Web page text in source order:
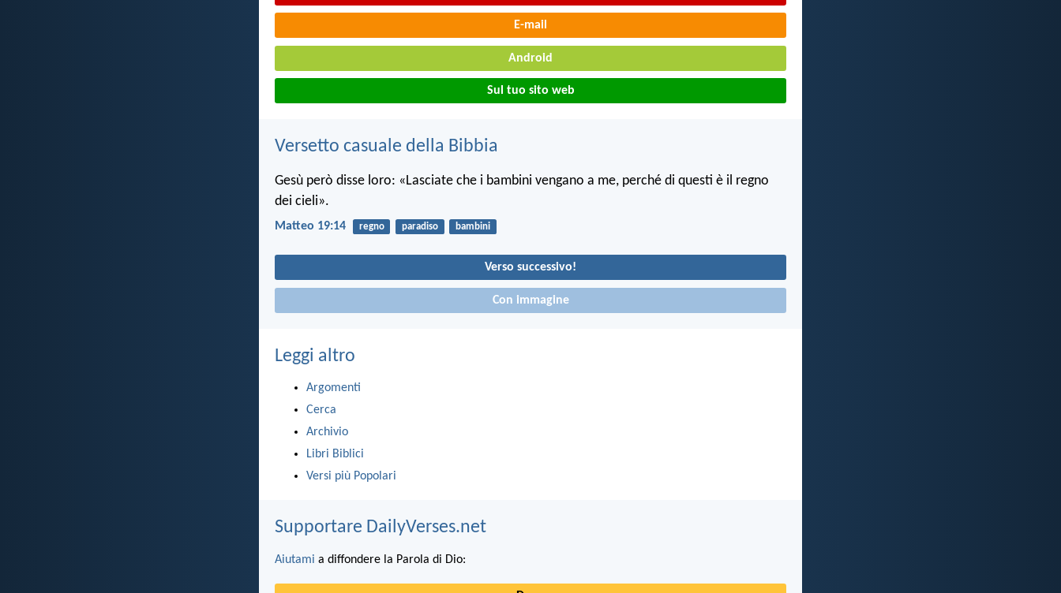
E-mail
Android
Sul tuo sito web
Versetto casuale della Bibbia
Gesù però disse loro: «Lasciate che i bambini vengano a me, perché di questi è il regno
dei cieli».
Matteo 19:14 regno paradiso bambini
Verso successivo!
Con immagine
Leggi altro
Argomenti
Cerca
Archivio
Libri Biblici
Versi più Popolari
Supportare DailyVerses.net
Aiutami a diffondere la Parola di Dio: